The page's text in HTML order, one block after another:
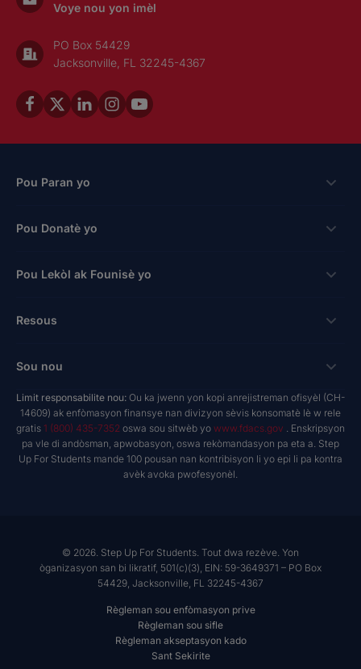
Voye nou yon imèl
PO Box 54429
Jacksonville, FL 32245-4367
Pou Paran yo
Bousdetid
Bousdetid Lekòl Prive
Bousdetid Abilite Inik
New Worlds
Vin Defansè
Pou Donatè yo
Fason pou bay
bay nan espas travay
donatè yo avize fon yo
Deklarasyon dwa donatè yo
Pou Lekòl ak Founisè yo
Koneksyon
Lekòl Prive
Founisè Sèvis Machann
Pwodwi Resous
Resous
Rechèch & Rapò
NextSteps Blog
inspireED Blog
Rezo Alumni
Sou nou
A pwopo de nou
Rapò anyèl
Gouvènans Règleman
Kontakte
Limit responsabilite nou: Ou ka jwenn yon kopi anrejistreman ofisyèl (CH-
14609) ak enfòmasyon finansye nan divizyon sèvis konsomatè lè w rele
gratis 1 (800) 435-7352 oswa sou sitwèb yo www.fdacs.gov . Enskripsyon
pa vle di andòsman, apwobasyon, oswa rekòmandasyon pa eta a. Step
Up For Students mande 100 pousan nan kontribisyon li yo epi li pa kontra
avèk avoka pwofesyonèl.
© 2026. Step Up For Students. Tout dwa rezève. Yon
òganizasyon san bi likratif, 501(c)(3), EIN: 59-3649371 – PO Box
54429, Jacksonville, FL 32245-4367
Règleman sou enfòmasyon prive
Règleman sou sifle
Règleman akseptasyon kado
Sant Sekirite